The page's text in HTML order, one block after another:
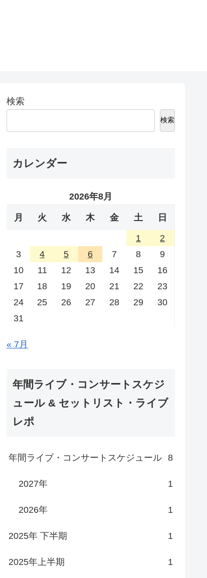
検索
検索
カレンダー
2026年8月
月 火 水 木 金 土 日
1
2
3
4 5 6 7 8
9
10
11 12 13 14 15
16
17
18 19 20 21 22
23
24
25 26 27 28 29
30
31
« 7月
年間ライブ・コンサートスケジ
ュール & セットリスト・ライブ
レポ
年間ライブ・コンサートスケジュール 8
2027年 1
2026年 1
2025年 下半期 1
2025年上半期 1